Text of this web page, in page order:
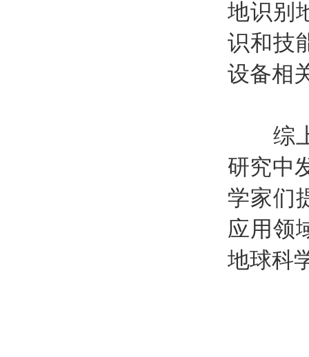
地识别
识和技
设备相
综上
研究中
学家们
应用领
地球科